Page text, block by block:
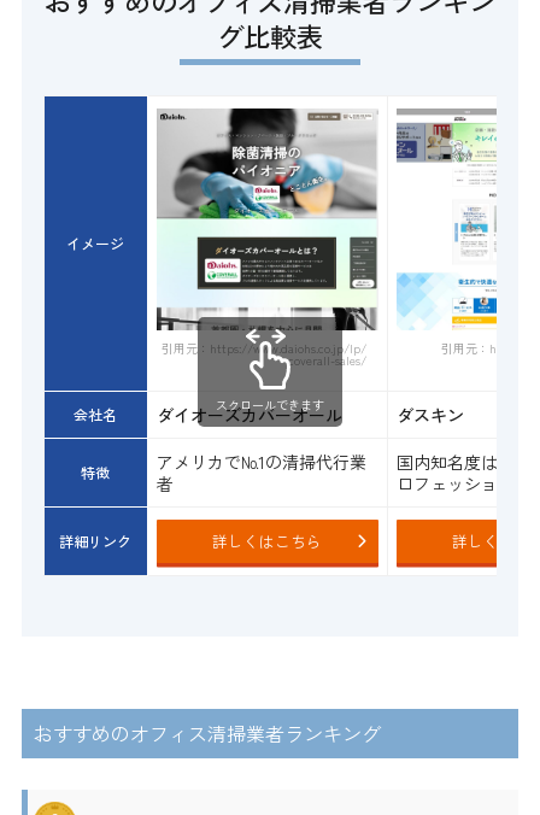
グ比較表
イメージ
引用元：https://www.daiohs.co.jp/lp/
coverall-sales/
引用元：https://
会社名 ダイオーズカバーオール ダスキン
特徴
アメリカで№1の清掃代行業
者
国内知名度は一番
ロフェッショナル
詳細リンク 詳しくはこちら 詳しくはこ
スクロールできます
おすすめのオフィス清掃業者ランキング